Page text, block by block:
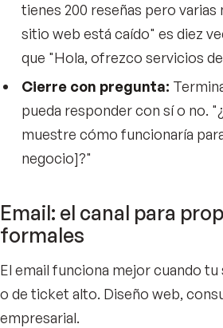
tienes 200 reseñas pero varias
sitio web está caído" es diez
que "Hola, ofrezco servicios
Cierre con pregunta:
pueda responder con sí o no.
muestre cómo funcionaría
negocio]?"
Email: el canal para
formales
El email funciona mejor cuando
o de ticket alto. Diseño web,
empresarial.